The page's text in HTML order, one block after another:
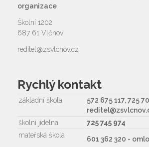
organizace
Školní 1202
687 61 Vlčnov
reditel@zsvlcnov.cz
Rychlý kontakt
základní škola
572 675 117, 725
školní jídelna
725 745 974
mateřská škola
601 362 320 -